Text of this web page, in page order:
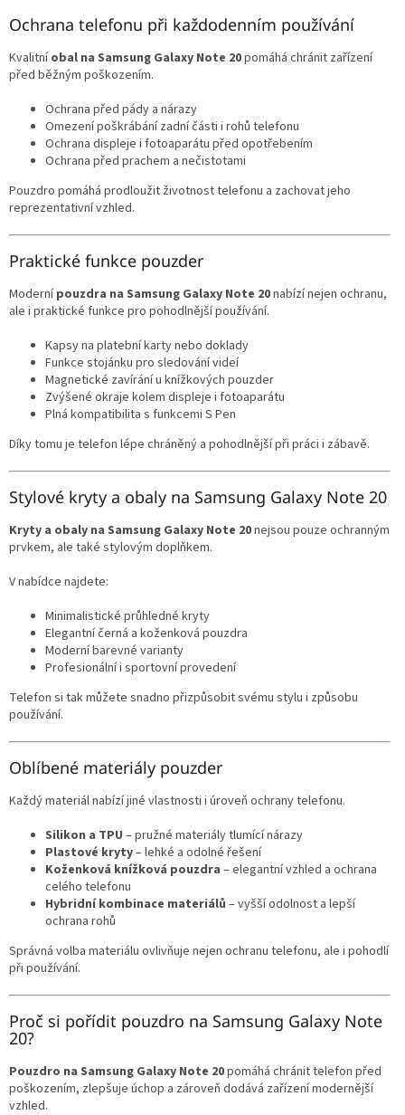
Ochrana telefonu při každodenním používání
Kvalitníobal na Samsung Galaxy Note 20pomáhá chránit zařízení
před běžným poškozením.
Ochrana před pády a nárazy
Omezení poškrábání zadní části i rohů telefonu
Ochrana displeje i fotoaparátu před opotřebením
Ochrana před prachem a nečistotami
Pouzdro pomáhá prodloužit životnost telefonu a zachovat jeho
reprezentativní vzhled.
Praktické funkce pouzder
Modernípouzdra na Samsung Galaxy Note 20nabízí nejen ochranu,
ale i praktické funkce pro pohodlnější používání.
Kapsy na platební karty nebo doklady
Funkce stojánku pro sledování videí
Magnetické zavírání u knížkových pouzder
Zvýšené okraje kolem displeje i fotoaparátu
Plná kompatibilita s funkcemi S Pen
Díky tomu je telefon lépe chráněný a pohodlnější při práci i zábavě.
Stylové kryty a obaly na Samsung Galaxy Note 20
Kryty a obaly na Samsung Galaxy Note 20nejsou pouze ochranným
prvkem, ale také stylovým doplňkem.
V nabídce najdete:
Minimalistické průhledné kryty
Elegantní černá a koženková pouzdra
Moderní barevné varianty
Profesionální i sportovní provedení
Telefon si tak můžete snadno přizpůsobit svému stylu i způsobu
používání.
Oblíbené materiály pouzder
Každý materiál nabízí jiné vlastnosti i úroveň ochrany telefonu.
Silikon a TPU – pružné materiály tlumící nárazy
Plastové kryty– lehké a odolné řešení
Koženková knížková pouzdra – elegantní vzhled a ochrana
celého telefonu
Hybridní kombinace materiálů – vyšší odolnost a lepší
ochrana rohů
Správná volba materiálu ovlivňuje nejen ochranu telefonu, ale i pohodlí
při používání.
Proč si pořídit pouzdro na Samsung Galaxy Note
20?
Pouzdro na Samsung Galaxy Note 20pomáhá chránit telefon před
poškozením, zlepšuje úchop a zároveň dodává zařízení modernější
vzhled.